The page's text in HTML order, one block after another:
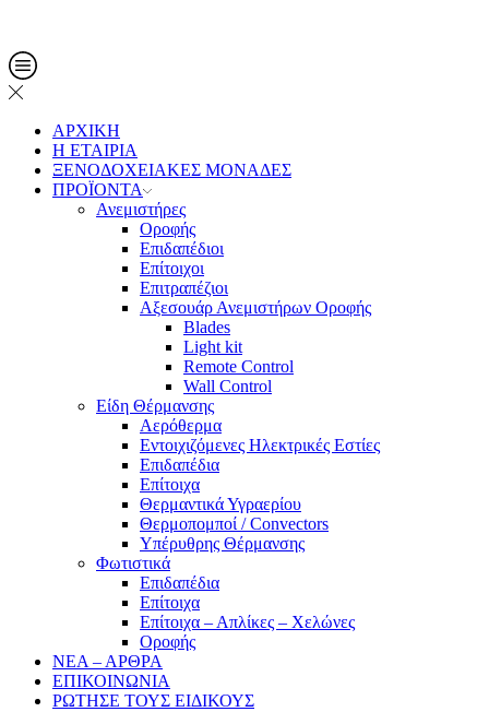
ΑΡΧΙΚΗ
Η ΕΤΑΙΡΙΑ
ΞΕΝΟΔΟΧΕΙΑΚΕΣ ΜΟΝΑΔΕΣ
ΠΡΟΪΟΝΤΑ
Ανεμιστήρες
Οροφής
Επιδαπέδιοι
Επίτοιχοι
Επιτραπέζιοι
Αξεσουάρ Ανεμιστήρων Οροφής
Blades
Light kit
Remote Control
Wall Control
Είδη Θέρμανσης
Αερόθερμα
Εντοιχιζόμενες Ηλεκτρικές Εστίες
Επιδαπέδια
Επίτοιχα
Θερμαντικά Υγραερίου
Θερμοπομποί / Convectors
Υπέρυθρης Θέρμανσης
Φωτιστικά
Επιδαπέδια
Επίτοιχα
Επίτοιχα – Απλίκες – Χελώνες
Οροφής
ΝΕΑ – ΑΡΘΡΑ
ΕΠΙΚΟΙΝΩΝΙΑ
ΡΩΤΗΣΕ ΤΟΥΣ ΕΙΔΙΚΟΥΣ